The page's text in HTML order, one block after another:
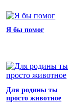
Я бы помог
Для родины ты
просто животное